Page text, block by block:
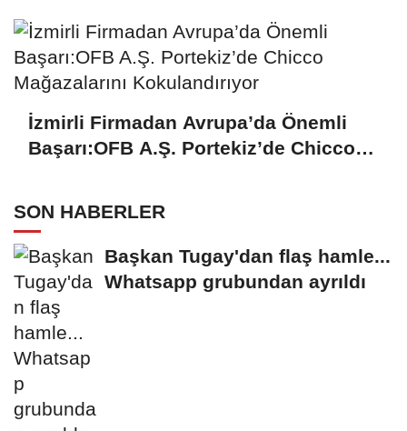
İzmirli Firmadan Avrupa’da Önemli
Başarı:OFB A.Ş. Portekiz’de Chicco
SON HABERLER
Başkan Tugay'dan flaş hamle...
Whatsapp grubundan ayrıldı